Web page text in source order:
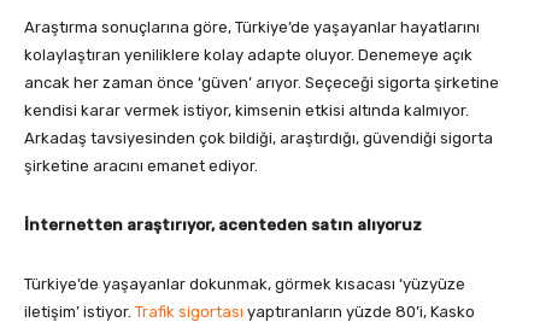
Araştırma sonuçlarına göre, Türkiye’de yaşayanlar hayatlarını
kolaylaştıran yeniliklere kolay adapte oluyor. Denemeye açık
ancak her zaman önce ‘güven’ arıyor. Seçeceği sigorta şirketine
kendisi karar vermek istiyor, kimsenin etkisi altında kalmıyor.
Arkadaş tavsiyesinden çok bildiği, araştırdığı, güvendiği sigorta
şirketine aracını emanet ediyor.
İnternetten araştırıyor, acenteden satın alıyoruz
Türkiye’de yaşayanlar dokunmak, görmek kısacası ‘yüzyüze
iletişim’ istiyor. Trafik sigortası yaptıranların yüzde 80’i, Kasko